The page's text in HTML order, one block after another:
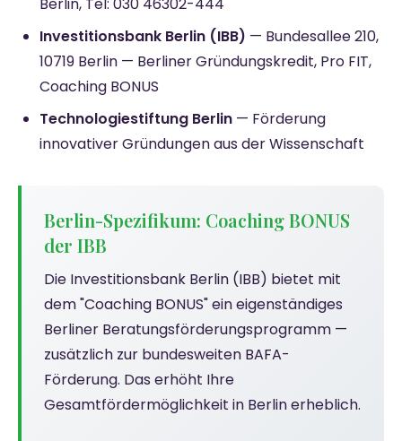
Investitionsbank Berlin (IBB) — Bundesallee 210,
10719 Berlin — Berliner Gründungskredit, Pro FIT,
Coaching BONUS
Technologiestiftung Berlin — Förderung
innovativer Gründungen aus der Wissenschaft
Berlin-Spezifikum: Coaching BONUS
der IBB
Die Investitionsbank Berlin (IBB) bietet mit
dem "Coaching BONUS" ein eigenständiges
Berliner Beratungsförderungsprogramm —
zusätzlich zur bundesweiten BAFA-
Förderung. Das erhöht Ihre
Gesamtfördermöglichkeit in Berlin erheblich.